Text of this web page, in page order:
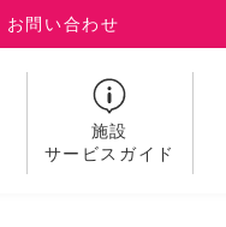
お問い合わせ
施設
サービスガイド